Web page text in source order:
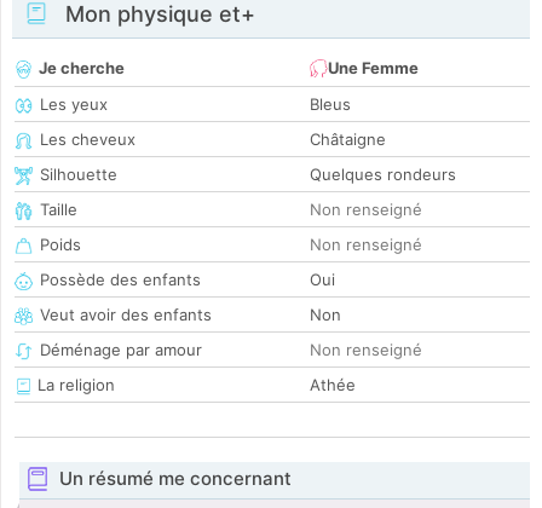
Mon physique et+
Je cherche
Une Femme
Les yeux
Bleus
Les cheveux
Châtaigne
Silhouette
Quelques rondeurs
Taille
Non renseigné
Poids
Non renseigné
Possède des enfants
Oui
Veut avoir des enfants
Non
Déménage par amour
Non renseigné
La religion
Athée
Un résumé me concernant